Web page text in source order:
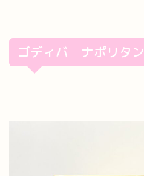
ゴディバ ナポリタン